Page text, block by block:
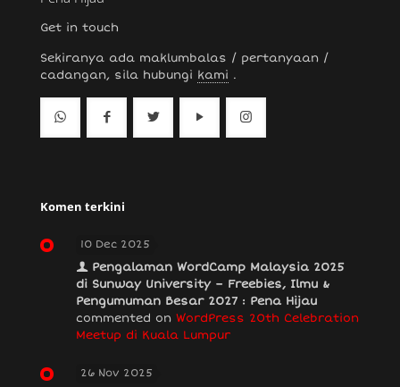
Get in touch
Sekiranya ada maklumbalas / pertanyaan /
cadangan, sila hubungi kami .
Komen terkini
10 Dec 2025
Pengalaman WordCamp Malaysia 2025
di Sunway University – Freebies, Ilmu &
Pengumuman Besar 2027 : Pena Hijau
commented on WordPress 20th Celebration
Meetup di Kuala Lumpur
26 Nov 2025